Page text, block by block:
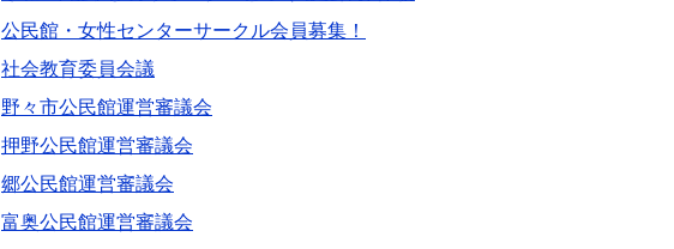
公民館・女性センターサークル会員募集！
社会教育委員会議
野々市公民館運営審議会
押野公民館運営審議会
郷公民館運営審議会
富奥公民館運営審議会